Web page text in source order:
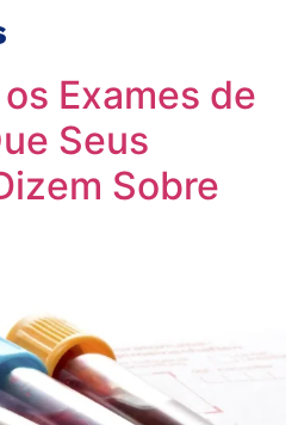
Exames de
Seus
Sobre